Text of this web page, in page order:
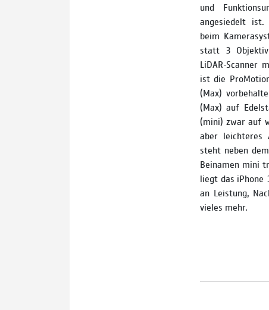
und
angesiedelt
beim
statt 3
LiDAR-Scanner
ist die
(Max)
(Max) auf
(mini) zwar auf
aber leichteres
steht neben
Beinamen mini
liegt das iPhone
an Leistung,
vieles mehr.